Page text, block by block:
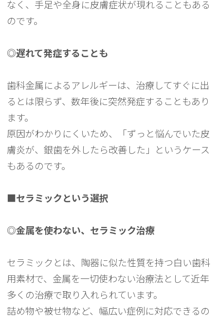
なく、手足や全身に皮膚症状が現れることもある
のです。
◎遅れて発症することも
歯科金属によるアレルギーは、治療してすぐに出
るとは限らず、数年後に突然発症することもあり
ます。
原因がわかりにくいため、「ずっと悩んでいた皮
膚炎が、銀歯を外したら改善した」というケース
もあるのです。
■セラミックという選択
◎金属を使わない、セラミック治療
セラミックとは、陶器に似た性質を持つ白い歯科
用素材で、金属を一切使わない治療法として近年
多くの治療で取り入れられています。
詰め物や被せ物など、幅広い症例に対応できるの